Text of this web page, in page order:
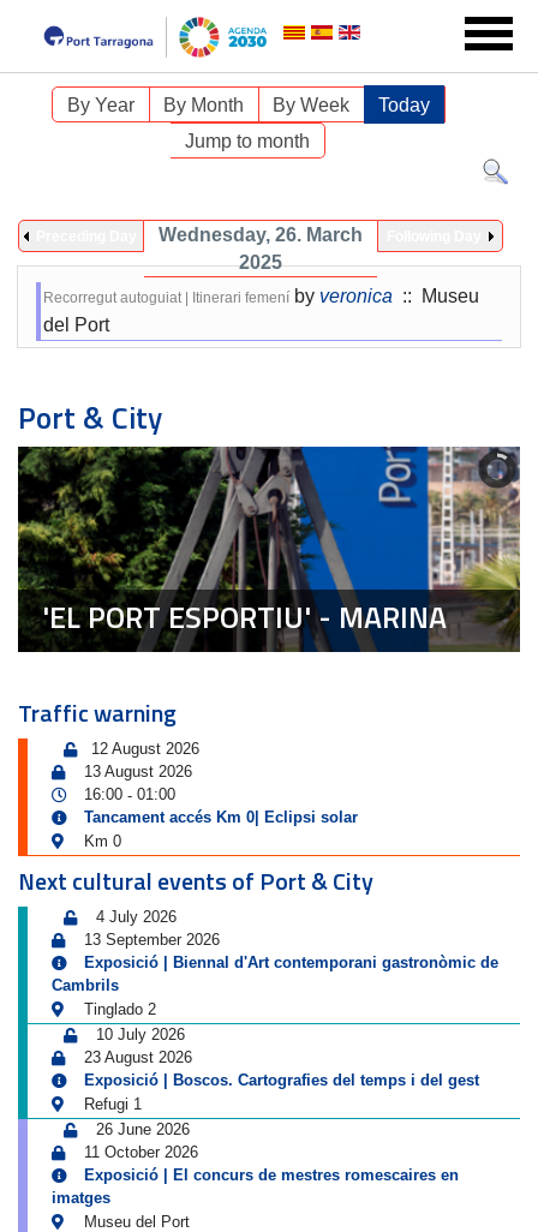
By Year By Month By Week
Today
Jump to month
Wednesday, 26. March
2025
Recorregut autoguiat | Itinerari femení by veronica :: Museu
del Port
Port & City
'EL PORT ESPORTIU' - MARINA
Traffic warning
12 August 2026
13 August 2026
16:00 - 01:00
Tancament accés Km 0| Eclipsi solar
Km 0
Next cultural events of Port & City
4 July 2026
13 September 2026
Exposició | Biennal d'Art contemporani gastronòmic de
Cambrils
Tinglado 2
10 July 2026
23 August 2026
Exposició | Boscos. Cartografies del temps i del gest
Refugi 1
26 June 2026
11 October 2026
Exposició | El concurs de mestres romescaires en
imatges
Museu del Port